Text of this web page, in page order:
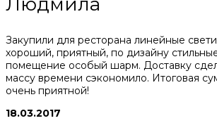
Закупили для ресторана линейные
хороший, приятный, по дизайну
помещение особый шарм. Доставку
массу времени сэкономило. Итоговая
очень приятной!
18.03.2017